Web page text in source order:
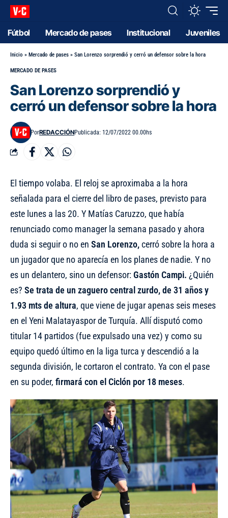
Fútbol Mercado de pases Institucional Juveniles
Inicio » Mercado de pases » San Lorenzo sorprendió y cerró un defensor sobre la hora
MERCADO DE PASES
San Lorenzo sorprendió y
cerró un defensor sobre la hora
PorREDACCIÓNPublicada: 12/07/2022 00.00hs
El tiempo volaba. El reloj se aproximaba a la hora
señalada para el cierre del libro de pases, previsto para
este lunes a las 20. Y Matías Caruzzo, que había
renunciado como manager la semana pasado y ahora
duda si seguir o no en San Lorenzo,cerró sobre la hora a
un jugador que no aparecía en los planes de nadie. Y no
es un delantero, sino un defensor:Gastón Campi. ¿Quién
es? Se trata de un zaguero central zurdo, de 31 años y
1.93 mts de altura, que viene de jugar apenas seis meses
en el Yeni Malatayaspor de Turquía. Allí disputó como
titular 14 partidos (fue expulsado una vez) y como su
equipo quedó último en la liga turca y descendió a la
segunda división, le cortaron el contrato. Ya con el pase
en su poder, firmará con el Ciclón por 18 meses.